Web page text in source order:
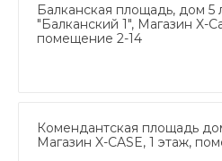
Балканская площадь, дом
"Балканский 1", Магазин X-
помещение 2-14
Комендантская площадь
Магазин X-CASE, 1 этаж,